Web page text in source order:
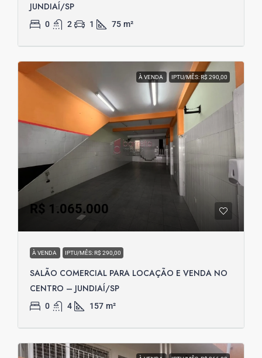
JUNDIAÍ/SP
0 2 1 75 m²
À VENDA IPTU/MÊS: R$ 290,00
R$ 1.065.000
À VENDA IPTU/MÊS: R$ 290,00
SALÃO COMERCIAL PARA LOCAÇÃO E VENDA NO
CENTRO – JUNDIAÍ/SP
0 4 157 m²